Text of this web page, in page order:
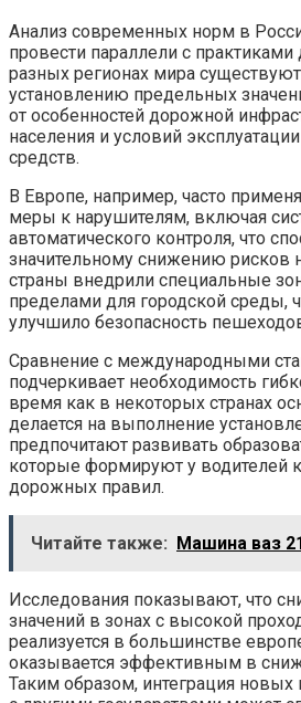
Анализ современных норм в
провести параллели с практиками
разных регионах мира
установлению предельных
от особенностей дорожной
населения и условий
средств.
В Европе, например, часто
меры к нарушителям, включая
автоматического контроля, что
значительному снижению рисков
страны внедрили специальные
пределами для городской среды,
улучшило безопасность
Сравнение с международными
подчеркивает необходимость
время как в некоторых странах
делается на выполнение
предпочитают развивать
которые формируют у водителей
дорожных правил.
Читайте также: Машина ваз
Исследования показывают, что
значений в зонах с высокой
реализуется в большинстве
оказывается эффективным в
Таким образом, интеграция